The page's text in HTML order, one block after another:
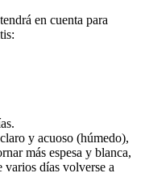
en cuenta para
y acuoso (húmedo),
más espesa y blanca,
varios días volverse a